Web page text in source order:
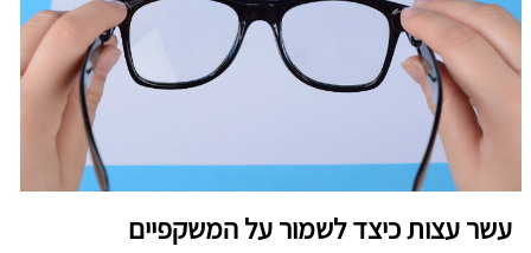
עשר עצות כיצד לשמור על המשקפיים